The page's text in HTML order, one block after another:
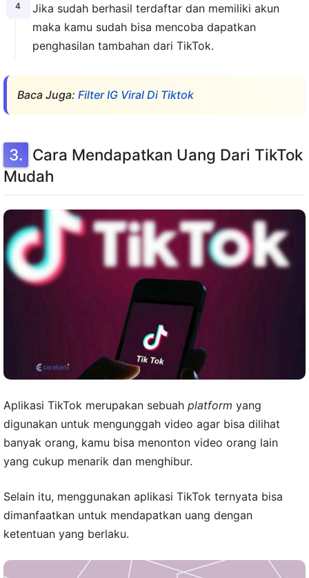
Jika sudah berhasil terdaftar dan memiliki akun
maka kamu sudah bisa mencoba dapatkan
penghasilan tambahan dari TikTok.
Baca Juga: Filter IG Viral Di Tiktok
Cara Mendapatkan Uang Dari TikTok
Mudah
Aplikasi TikTok merupakan sebuah platform yang
digunakan untuk mengunggah video agar bisa dilihat
banyak orang, kamu bisa menonton video orang lain
yang cukup menarik dan menghibur.
Selain itu, menggunakan aplikasi TikTok ternyata bisa
dimanfaatkan untuk mendapatkan uang dengan
ketentuan yang berlaku.